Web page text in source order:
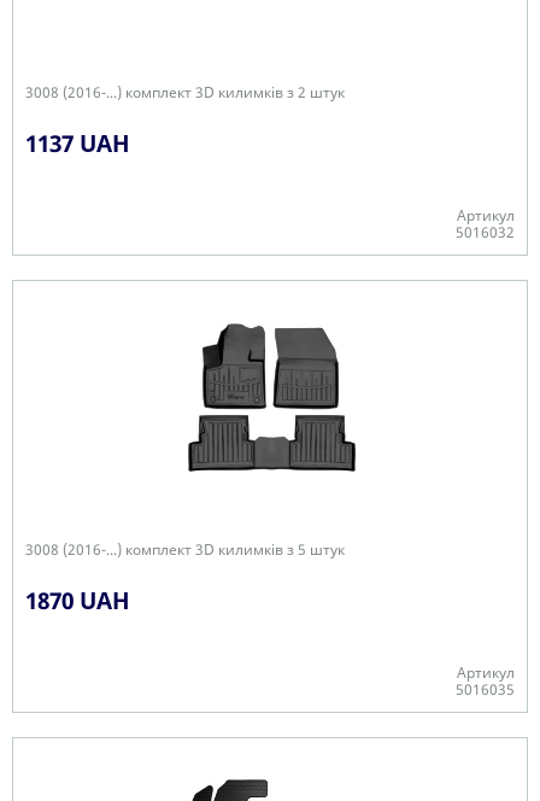
3008 (2016-...) комплект 3D килимків з 2 штук
1137 UAH
Артикул
5016032
3008 (2016-...) комплект 3D килимків з 5 штук
1870 UAH
Артикул
5016035